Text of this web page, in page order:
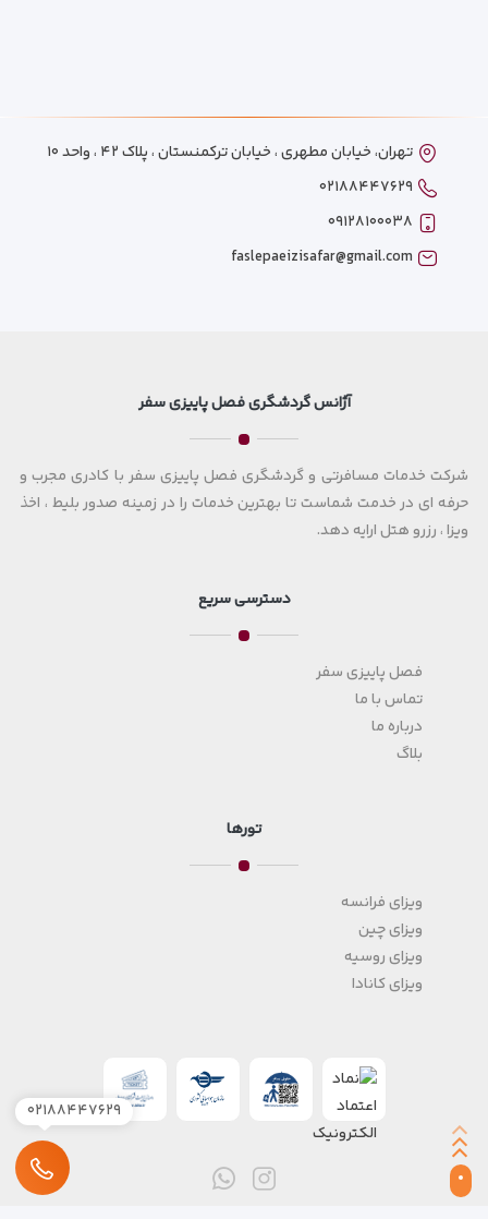
تهران، خیابان مطهری ، خیابان ترکمنستان ، پلاک ۴۲ ، واحد ۱۰
۰۲۱۸۸۴۴۷۶۲۹
۰۹۱۲۸۱۰۰۰۳۸
faslepaeizisafar@gmail.com
آژانس گردشگری فصل پاییزی سفر
شرکت خدمات مسافرتی و گردشگری فصل پاییزی سفر با کادری مجرب و
حرفه ای در خدمت شماست تا بهترین خدمات را در زمینه صدور بلیط ، اخذ
ویزا ، رزرو هتل ارایه دهد.
دسترسی سریع
فصل پاییزی سفر
تماس با ما
درباره ما
بلاگ
تورها
ویزای فرانسه
ویزای چین
ویزای روسیه
ویزای کانادا
۰۲۱۸۸۴۴۷۶۲۹